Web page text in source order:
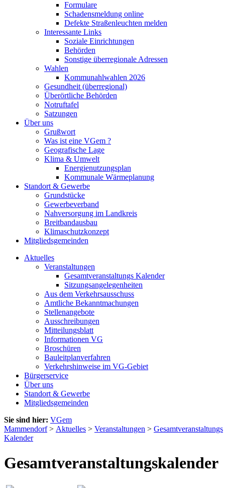
Formulare
Schadensmeldung online
Defekte Straßenleuchten melden
Interessante Links
Soziale Einrichtungen
Behörden
Sonstige überregionale Adressen
Wahlen
Kommunahlwahlen 2026
Gesundheit (überregional)
Überörtliche Behörden
Notruftafel
Satzungen
Über uns
Grußwort
Was ist eine VGem ?
Geografische Lage
Klima & Umwelt
Energienutzungsplan
Kommunale Wärmeplanung
Standort & Gewerbe
Grundstücke
Gewerbeverband
Nahversorgung im Landkreis
Breitbandausbau
Klimaschutzkonzept
Mitgliedsgemeinden
Aktuelles
Veranstaltungen
Gesamtveranstaltungs Kalender
Sitzungsangelegenheiten
Aus dem Verkehrsausschuss
Amtliche Bekanntmachungen
Stellenangebote
Ausschreibungen
Mitteilungsblatt
Informationen VG
Broschüren
Bauleitplanverfahren
Verkehrshinweise im VG-Gebiet
Bürgerservice
Über uns
Standort & Gewerbe
Mitgliedsgemeinden
Sie sind hier: VGem
Mammendorf> Aktuelles > Veranstaltungen > Gesamtveranstaltungs
Kalender
Gesamtveranstaltungskalender